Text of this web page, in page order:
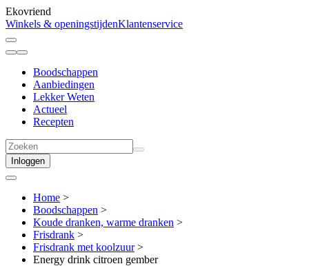
Ekovriend
Winkels & openingstijdenKlantenservice
Boodschappen
Aanbiedingen
Lekker Weten
Actueel
Recepten
Inloggen
Home >
Boodschappen >
Koude dranken, warme dranken >
Frisdrank >
Frisdrank met koolzuur>
Energy drink citroen gember